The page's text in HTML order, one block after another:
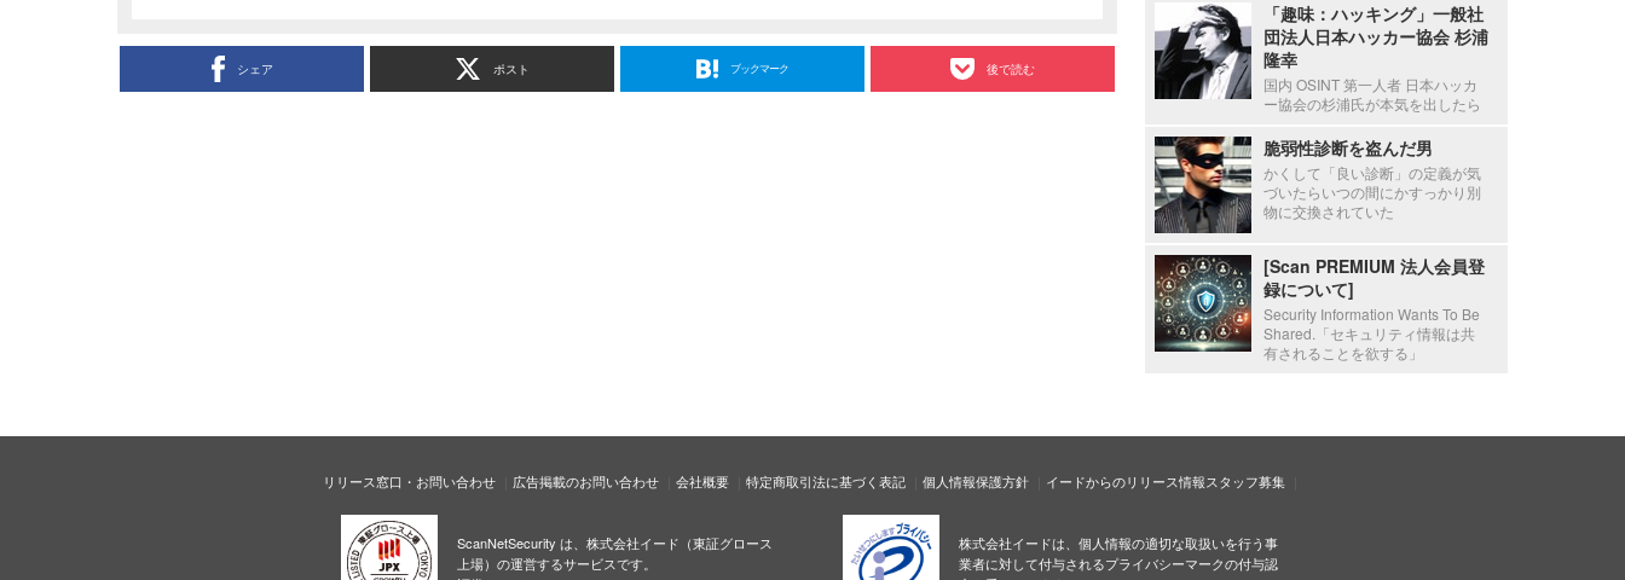
シェア ポスト ブックマーク 後で読む
「趣味：ハッキング」一般社
団法人日本ハッカー協会 杉浦
隆幸
国内 OSINT 第一人者 日本ハッカ
ー協会の杉浦氏が本気を出したら
脆弱性診断を盗んだ男
かくして「良い診断」の定義が気
づいたらいつの間にかすっかり別
物に交換されていた
[Scan PREMIUM 法人会員登
録について]
Security Information Wants To Be
Shared.「セキュリティ情報は共
有されることを欲する」
リリース窓口・お問い合わせ 広告掲載のお問い合わせ 会社概要 特定商取引法に基づく表記 個人情報保護方針 イードからのリリース情報スタッフ募集
ScanNetSecurity は、株式会社イード（東証グロース
上場）の運営するサービスです。
株式会社イードは、個人情報の適切な取扱いを行う事
業者に対して付与されるプライバシーマークの付与認